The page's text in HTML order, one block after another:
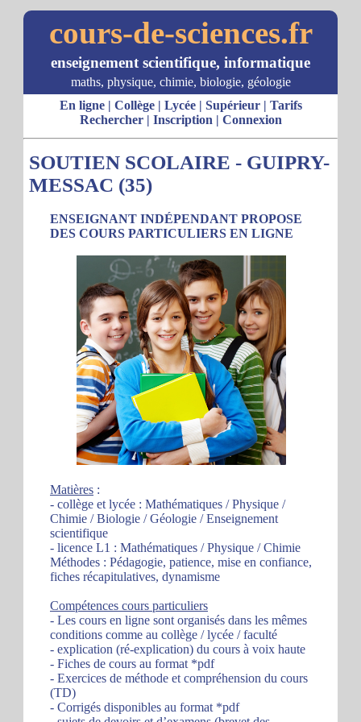
cours-de-sciences.fr
enseignement scientifique, informatique
maths, physique, chimie, biologie, géologie
En ligne| Collège| Lycée| Supérieur| Tarifs
Rechercher| Inscription | Connexion
SOUTIEN SCOLAIRE - GUIPRY-
MESSAC (35)
ENSEIGNANT INDÉPENDANT PROPOSE
DES COURS PARTICULIERS EN LIGNE
Matières :
- collège et lycée : Mathématiques / Physique /
Chimie / Biologie / Géologie / Enseignement
scientifique
- licence L1 : Mathématiques / Physique / Chimie
Méthodes : Pédagogie, patience, mise en confiance,
fiches récapitulatives, dynamisme
Compétences cours particuliers
- Les cours en ligne sont organisés dans les mêmes
conditions comme au collège / lycée / faculté
- explication (ré-explication) du cours à voix haute
- Fiches de cours au format *pdf
- Exercices de méthode et compréhension du cours
(TD)
- Corrigés disponibles au format *pdf